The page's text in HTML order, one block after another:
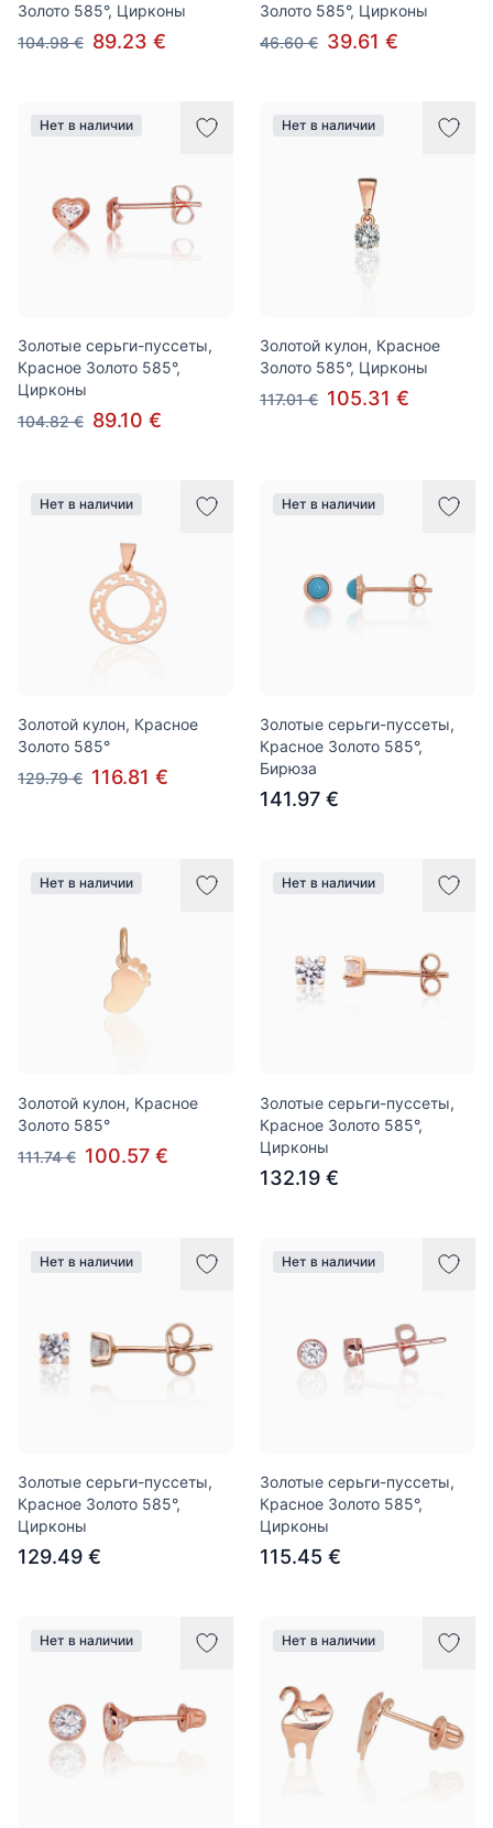
Золото 585°, Цирконы
104.98 € 89.23 €
Золото 585°, Цирконы
46.60 € 39.61 €
Нет в наличии
Золотые серьги-пуссеты,
Красное Золото 585°,
Цирконы
104.82 € 89.10 €
Нет в наличии
Золотой кулон, Красное
Золото 585°, Цирконы
117.01 € 105.31 €
Нет в наличии
Золотой кулон, Красное
Золото 585°
129.79 € 116.81 €
Нет в наличии
Золотые серьги-пуссеты,
Красное Золото 585°,
Бирюза
141.97 €
Нет в наличии
Золотой кулон, Красное
Золото 585°
111.74 € 100.57 €
Нет в наличии
Золотые серьги-пуссеты,
Красное Золото 585°,
Цирконы
132.19 €
Нет в наличии
Золотые серьги-пуссеты,
Красное Золото 585°,
Цирконы
129.49 €
Нет в наличии
Золотые серьги-пуссеты,
Красное Золото 585°,
Цирконы
115.45 €
Нет в наличии Нет в наличии